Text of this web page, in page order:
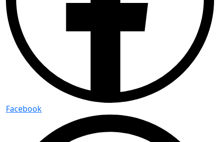
Facebook